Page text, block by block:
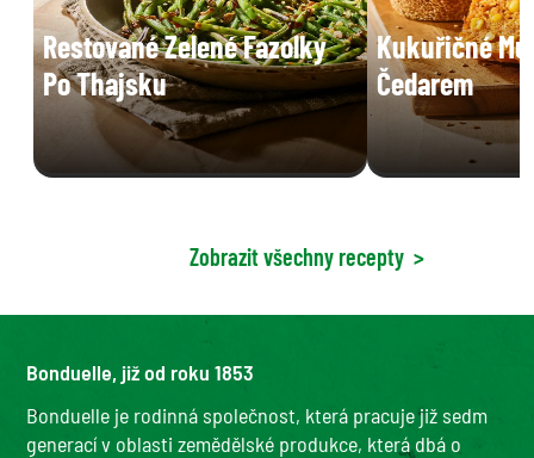
Restované Zelené Fazolky
Po Thajsku
Kukuřičné
Čedarem
Zobrazit všechny recepty >
Bonduelle, již od roku 1853
Bonduelle je rodinná společnost, která pracuje již sedm
generací v oblasti zemědělské produkce, která dbá o